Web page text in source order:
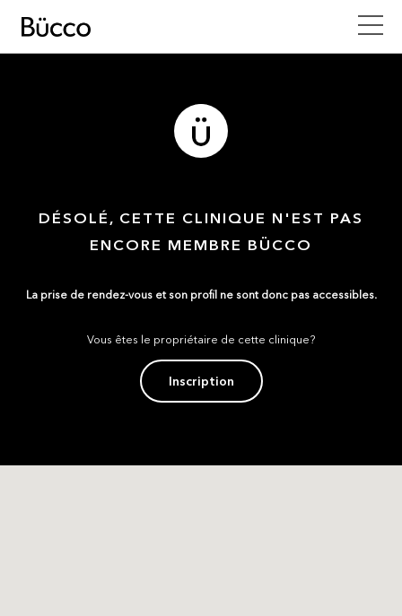
DÉSOLÉ, CETTE CLINIQUE N'EST PAS
ENCORE MEMBRE BÜCCO
La prise de rendez-vous et son profil ne sont donc pas accessibles.
Vous êtes le propriétaire de cette clinique?
Inscription